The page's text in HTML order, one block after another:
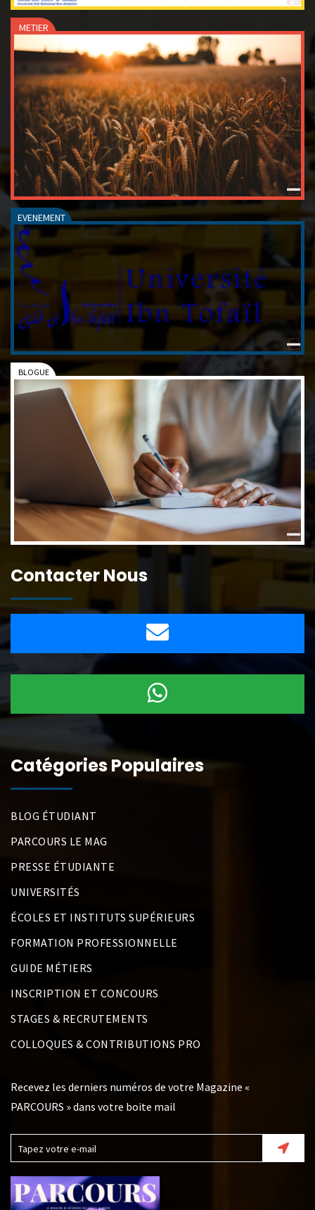
Contacter Nous
Catégories Populaires
BLOG ÉTUDIANT
PARCOURS LE MAG
PRESSE ÉTUDIANTE
UNIVERSITÉS
ÉCOLES ET INSTITUTS SUPÉRIEURS
FORMATION PROFESSIONNELLE
GUIDE MÉTIERS
INSCRIPTION ET CONCOURS
STAGES & RECRUTEMENTS
COLLOQUES & CONTRIBUTIONS PRO
Recevez les derniers numéros de votre Magazine «
PARCOURS » dans votre boite mail